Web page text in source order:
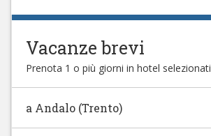
Vacanze brevi
Prenota 1 o più giorni in hotel selezionati
a Andalo (Trento)